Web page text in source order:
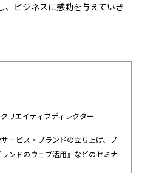
、ビジネスに感動を与えていき
エイティブディレクター
ービス・ブランドの立ち上げ、プ
ンドのウェブ活用』などのセミナ